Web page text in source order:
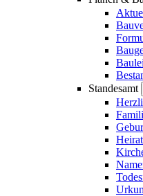
Standesamt
Heirat